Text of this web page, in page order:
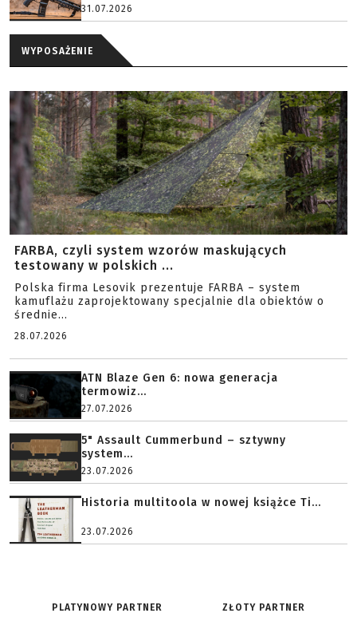
31.07.2026
WYPOSAŻENIE
FARBA, czyli system wzorów maskujących
testowany w polskich ...
Polska firma Lesovik prezentuje FARBA – system
kamuflażu zaprojektowany specjalnie dla obiektów o
średnie...
28.07.2026
ATN Blaze Gen 6: nowa generacja
termowiz...
27.07.2026
5" Assault Cummerbund – sztywny
system...
23.07.2026
Historia multitoola w nowej książce Ti...
23.07.2026
PLATYNOWY PARTNER ZŁOTY PARTNER